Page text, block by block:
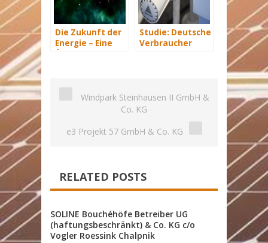
Die Zukunft der
Energie – Eine
Studie: Deutsche
Verbraucher
Windpark Steinhausen II GmbH &
Co. KG
e3 Projekt 57 GmbH & Co. KG
RELATED POSTS
SOLINE Bouchéhöfe Betreiber UG
(haftungsbeschränkt) & Co. KG c/o
Vogler Roessink Chalpnik